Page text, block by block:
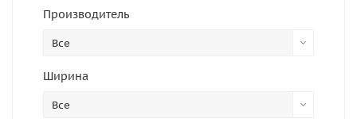
Производитель
Все
Ширина
Все